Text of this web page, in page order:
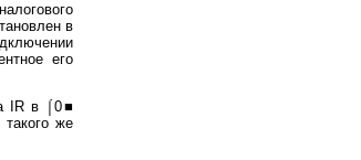
в
его
IR в ⌠0■
же